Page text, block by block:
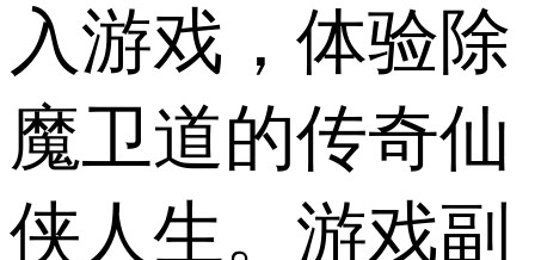
入游戏，体验除
魔卫道的传奇仙
侠人生。游戏副